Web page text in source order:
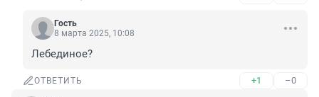
Гость
8 марта 2025, 10:08
Лебединое?
ОТВЕТИТЬ +1 –0